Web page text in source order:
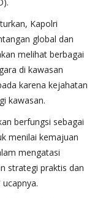
Kapolri
global dan
melihat berbagai
di kawasan
karena kejahatan
kawasan.
berfungsi sebagai
menilai kemajuan
mengatasi
strategi praktis dan